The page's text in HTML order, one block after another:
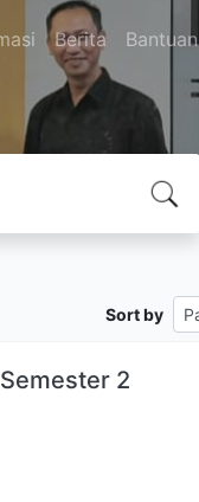
Berita Bantuan
Sort by
2